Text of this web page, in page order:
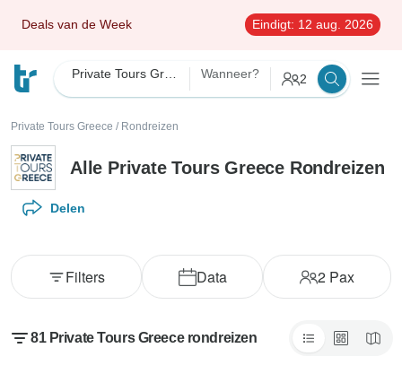
Deals van de Week Eindigt: 12 aug. 2026
Wanneer? 2
Private Tours Greece / Rondreizen
Alle Private Tours Greece Rondreizen
Delen
Data 2 Pax
Filters
81 Private Tours Greece rondreizen